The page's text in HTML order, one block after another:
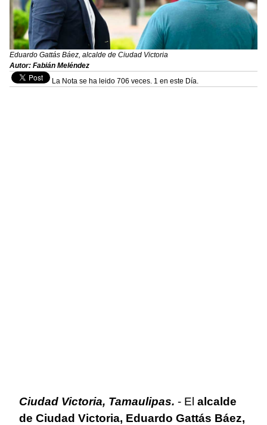
Eduardo Gattás Báez, alcalde de Ciudad Victoria
Autor: Fabián Meléndez
La Nota se ha leido 706 veces. 1 en este Día.
Ciudad Victoria, Tamaulipas. - El alcalde
de Ciudad Victoria, Eduardo Gattás Báez,